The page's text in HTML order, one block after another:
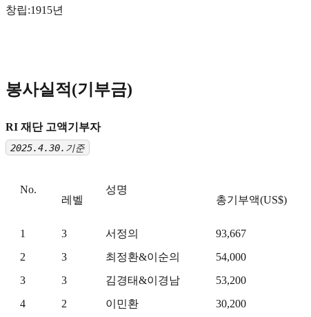
창립:1915년
봉사실적(기부금)
RI 재단 고액기부자
2025.4.30.기준
No.
레벨
성명
총기부액(US$)
1 3 서정의
93,667
2
3 최정환&이순의
54,000
3
3 김경태&이경남
53,200
4
2 이민환 30,200